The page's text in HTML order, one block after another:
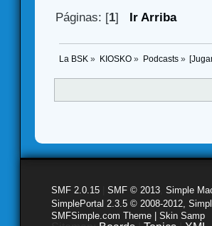
Páginas: [1] Ir Arriba
La BSK » KIOSKO» Podcasts»
SMF 2.0.15 SMF © 2013 Simple
SimplePortal 2.3.5 © 2008-2012,
SMFSimple.com Theme | Skin Samp